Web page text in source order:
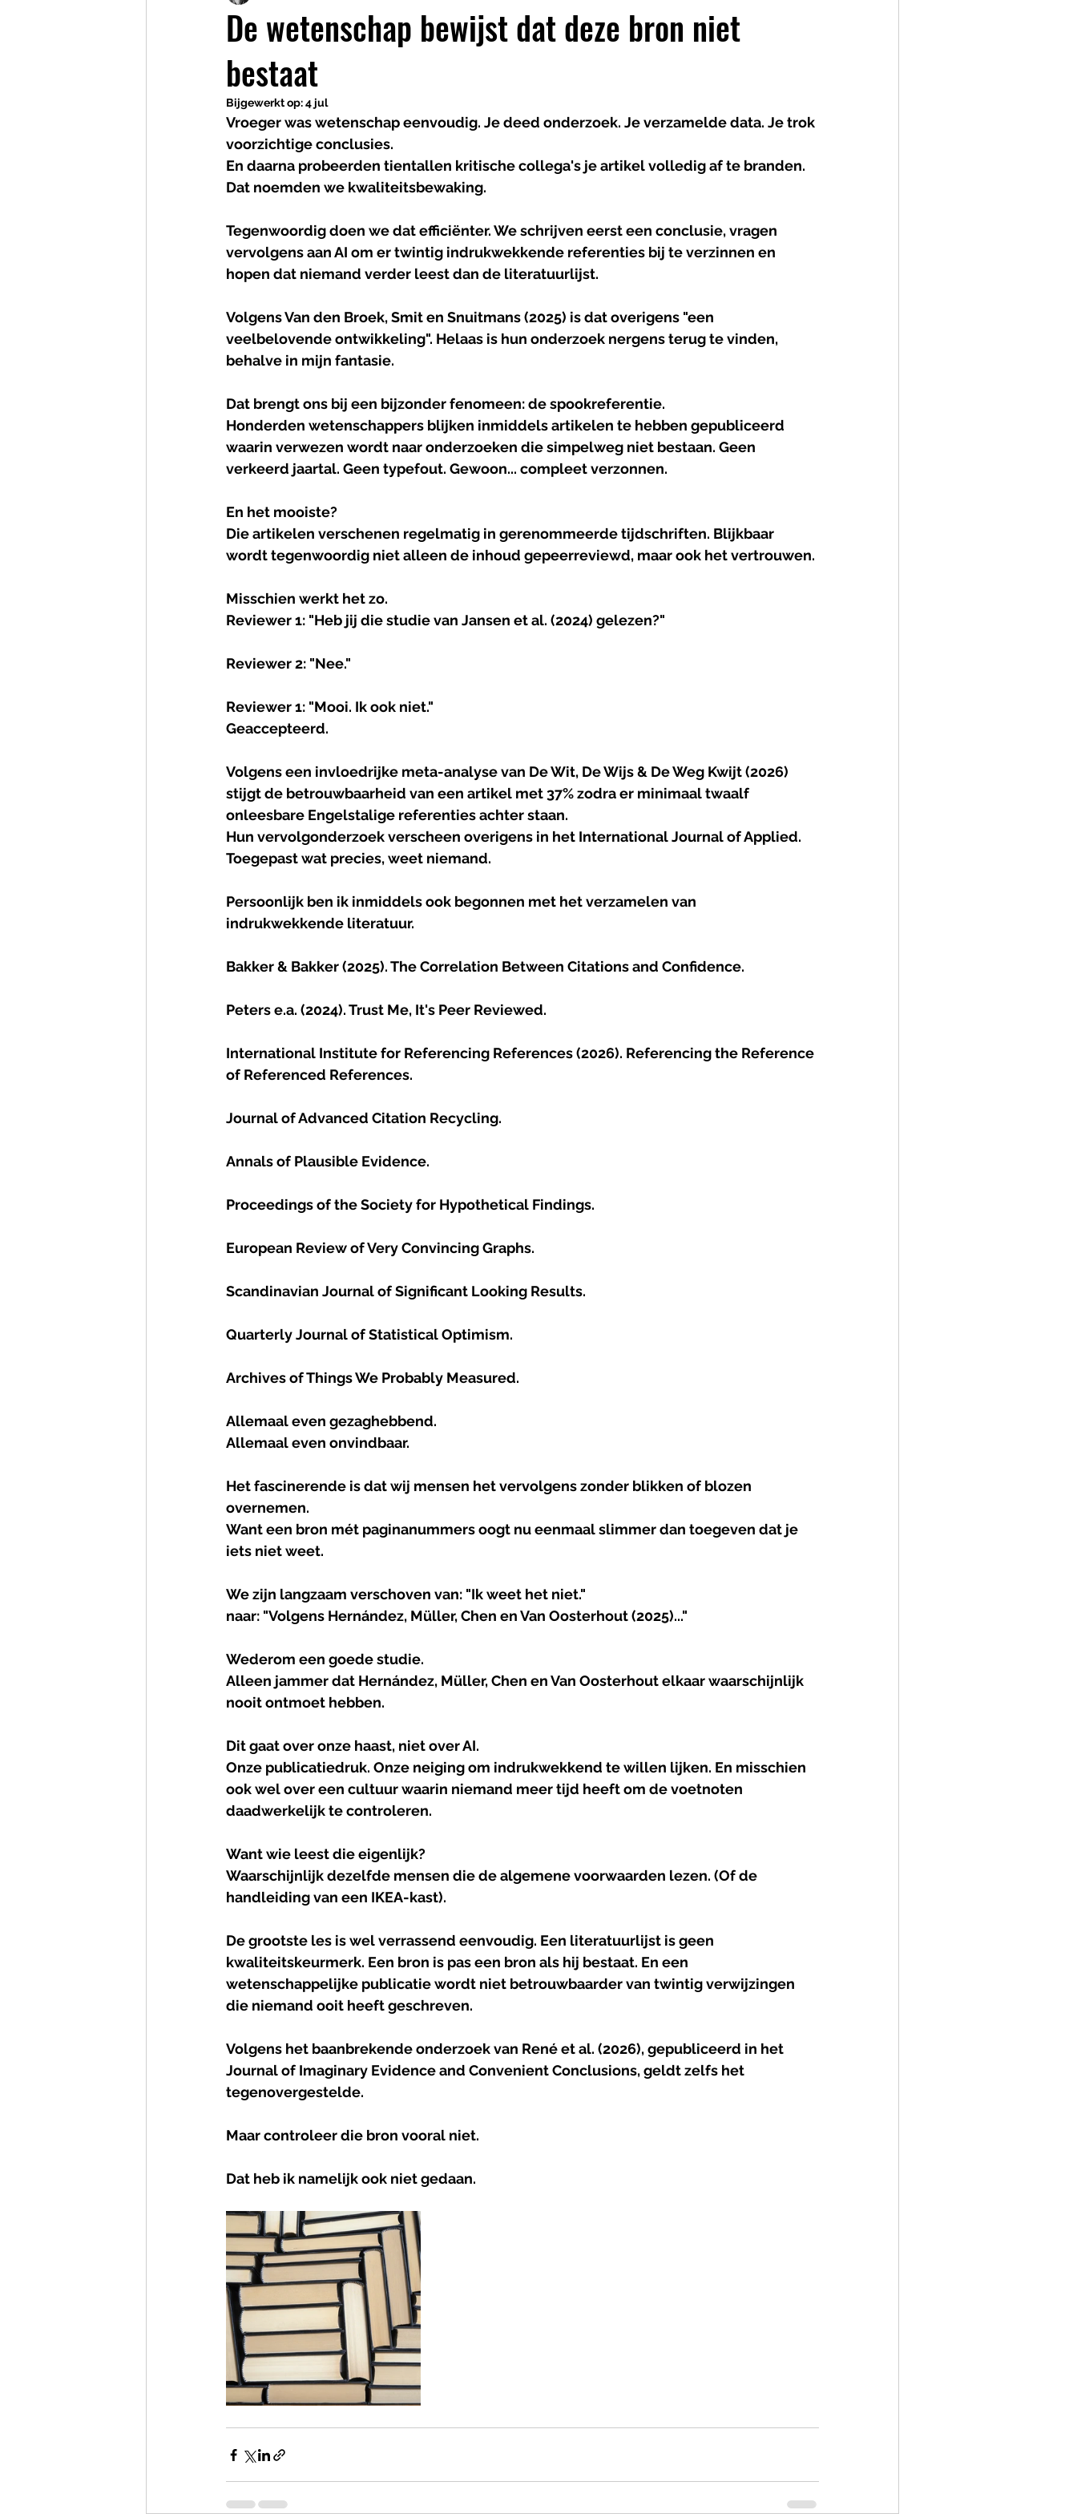
De wetenschap bewijst dat deze bron niet
bestaat
Bijgewerkt op:4 jul
Vroeger was wetenschap eenvoudig. Je deed onderzoek. Je verzamelde data. Je trok
voorzichtige conclusies.
En daarna probeerden tientallen kritische collega's je artikel volledig af te branden.
Dat noemden we kwaliteitsbewaking.
Tegenwoordig doen we dat efficiënter. We schrijven eerst een conclusie, vragen
vervolgens aan AI om er twintig indrukwekkende referenties bij te verzinnen en
hopen dat niemand verder leest dan de literatuurlijst.
Volgens Van den Broek, Smit en Snuitmans (2025) is dat overigens "een
veelbelovende ontwikkeling". Helaas is hun onderzoek nergens terug te vinden,
behalve in mijn fantasie.
Dat brengt ons bij een bijzonder fenomeen: de spookreferentie.
Honderden wetenschappers blijken inmiddels artikelen te hebben gepubliceerd
waarin verwezen wordt naar onderzoeken die simpelweg niet bestaan. Geen
verkeerd jaartal. Geen typefout. Gewoon... compleet verzonnen.
En het mooiste?
Die artikelen verschenen regelmatig in gerenommeerde tijdschriften. Blijkbaar
wordt tegenwoordig niet alleen de inhoud gepeerreviewd, maar ook het vertrouwen.
Misschien werkt het zo.
Reviewer 1: "Heb jij die studie van Jansen et al. (2024) gelezen?"
Reviewer 2: "Nee."
Reviewer 1: "Mooi. Ik ook niet."
Geaccepteerd.
Volgens een invloedrijke meta-analyse van De Wit, De Wijs & De Weg Kwijt (2026)
stijgt de betrouwbaarheid van een artikel met 37% zodra er minimaal twaalf
onleesbare Engelstalige referenties achter staan.
Hun vervolgonderzoek verscheen overigens in het International Journal of Applied.
Toegepast wat precies, weet niemand.
Persoonlijk ben ik inmiddels ook begonnen met het verzamelen van
indrukwekkende literatuur.
Bakker & Bakker (2025). The Correlation Between Citations and Confidence.
Peters e.a. (2024). Trust Me, It's Peer Reviewed.
International Institute for Referencing References (2026). Referencing the Reference
of Referenced References.
Journal of Advanced Citation Recycling.
Annals of Plausible Evidence.
Proceedings of the Society for Hypothetical Findings.
European Review of Very Convincing Graphs.
Scandinavian Journal of Significant Looking Results.
Quarterly Journal of Statistical Optimism.
Archives of Things We Probably Measured.
Allemaal even gezaghebbend.
Allemaal even onvindbaar.
Het fascinerende is dat wij mensen het vervolgens zonder blikken of blozen
overnemen.
Want een bron mét paginanummers oogt nu eenmaal slimmer dan toegeven dat je
iets niet weet.
We zijn langzaam verschoven van: "Ik weet het niet."
naar: "Volgens Hernández, Müller, Chen en Van Oosterhout (2025)..."
Wederom een goede studie.
Alleen jammer dat Hernández, Müller, Chen en Van Oosterhout elkaar waarschijnlijk
nooit ontmoet hebben.
Dit gaat over onze haast, niet over AI.
Onze publicatiedruk. Onze neiging om indrukwekkend te willen lijken. En misschien
ook wel over een cultuur waarin niemand meer tijd heeft om de voetnoten
daadwerkelijk te controleren.
Want wie leest die eigenlijk?
Waarschijnlijk dezelfde mensen die de algemene voorwaarden lezen. (Of de
handleiding van een IKEA-kast).
De grootste les is wel verrassend eenvoudig. Een literatuurlijst is geen
kwaliteitskeurmerk. Een bron is pas een bron als hij bestaat. En een
wetenschappelijke publicatie wordt niet betrouwbaarder van twintig verwijzingen
die niemand ooit heeft geschreven.
Volgens het baanbrekende onderzoek van René et al. (2026), gepubliceerd in het
Journal of Imaginary Evidence and Convenient Conclusions, geldt zelfs het
tegenovergestelde.
Maar controleer die bron vooral niet.
Dat heb ik namelijk ook niet gedaan.